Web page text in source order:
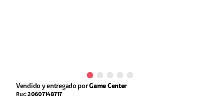
Vendido y entregado porGame Center
Ruc:20607148717